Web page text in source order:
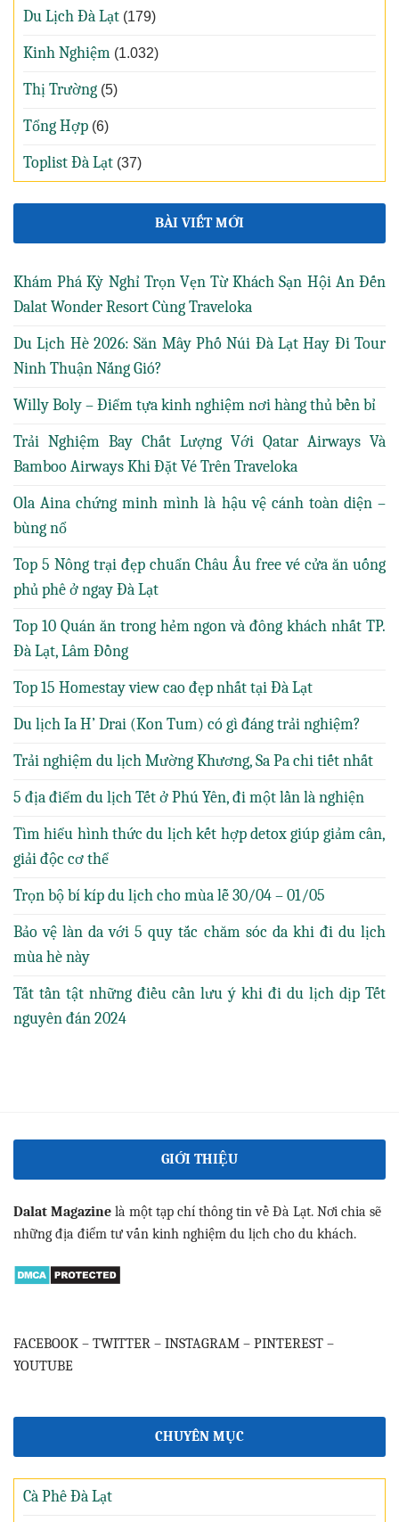
Du Lịch Đà Lạt (179)
Kinh Nghiệm (1.032)
Thị Trường (5)
Tổng Hợp (6)
Toplist Đà Lạt (37)
BÀI VIẾT MỚI
Khám Phá Kỳ Nghỉ Trọn Vẹn Từ Khách Sạn Hội An Đến
Dalat Wonder Resort Cùng Traveloka
Du Lịch Hè 2026: Săn Mây Phố Núi Đà Lạt Hay Đi Tour
Ninh Thuận Nắng Gió?
Willy Boly – Điểm tựa kinh nghiệm nơi hàng thủ bền bỉ
Trải Nghiệm Bay Chất Lượng Với Qatar Airways Và
Bamboo Airways Khi Đặt Vé Trên Traveloka
Ola Aina chứng minh mình là hậu vệ cánh toàn diện –
bùng nổ
Top 5 Nông trại đẹp chuẩn Châu Âu free vé cửa ăn uống
phủ phê ở ngay Đà Lạt
Top 10 Quán ăn trong hẻm ngon và đông khách nhất TP.
Đà Lạt, Lâm Đồng
Top 15 Homestay view cao đẹp nhất tại Đà Lạt
Du lịch Ia H’ Drai (Kon Tum) có gì đáng trải nghiệm?
Trải nghiệm du lịch Mường Khương, Sa Pa chi tiết nhất
5 địa điểm du lịch Tết ở Phú Yên, đi một lần là nghiện
Tìm hiểu hình thức du lịch kết hợp detox giúp giảm cân,
giải độc cơ thể
Trọn bộ bí kíp du lịch cho mùa lễ 30/04 – 01/05
Bảo vệ làn da với 5 quy tắc chăm sóc da khi đi du lịch
mùa hè này
Tất tần tật những điều cần lưu ý khi đi du lịch dịp Tết
nguyên đán 2024
GIỚI THIỆU
Dalat Magazine là một tạp chí thông tin về Đà Lạt. Nơi chia sẽ
những địa điểm tư vấn kinh nghiệm du lịch cho du khách.
FACEBOOK – TWITTER – INSTAGRAM – PINTEREST –
YOUTUBE
CHUYÊN MỤC
Cà Phê Đà Lạt